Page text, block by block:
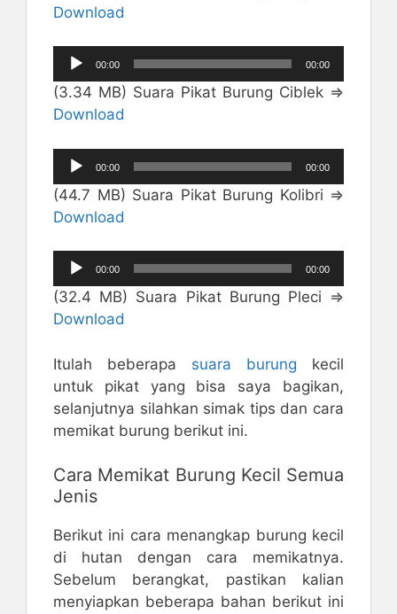
Download
Pemutar
Audio
00:00 00:00
(3.34 MB) Suara Pikat Burung Ciblek =>
Download
Pemutar
Audio
00:00 00:00
(44.7 MB) Suara Pikat Burung Kolibri =>
Download
Pemutar
Audio
00:00 00:00
(32.4 MB) Suara Pikat Burung Pleci =>
Download
Itulah beberapa suara burung kecil
untuk pikat yang bisa saya bagikan,
selanjutnya silahkan simak tips dan cara
memikat burung berikut ini.
Cara Memikat Burung Kecil Semua
Jenis
Berikut ini cara menangkap burung kecil
di hutan dengan cara memikatnya.
Sebelum berangkat, pastikan kalian
menyiapkan beberapa bahan berikut ini